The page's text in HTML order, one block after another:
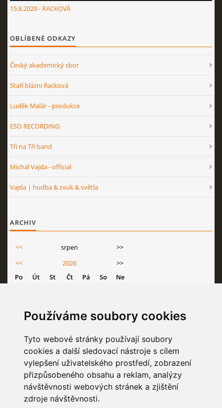
Používáme soubory cookies
Tyto webové stránky používají soubory
cookies a další sledovací nástroje s cílem
vylepšení uživatelského prostředí, zobrazení
přizpůsobeného obsahu a reklam, analýzy
návštěvnosti webových stránek a zjištění
zdroje návštěvnosti.
15.8.2020 - RACKOVÁ
OBLÍBENÉ ODKAZY
Český akademický sbor
Staří blázni Racková
Luděk Malár - produkce
ESO RECORDING
Tři na Tři band
Michal Vajda - official
Vajda | hudba & zvuk & světla
ARCHIV
<< srpen
>>
<<
2026
>>
Po
Út St Čt Pá So
Ne
11 12 13 14 15
16
18 19 20 21 22
23
25 26 27 28 29
30
STATISTIKY